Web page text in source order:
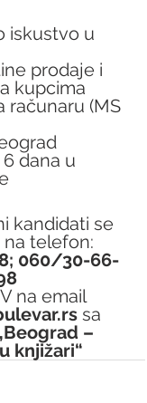
iskustvo u
prodaje i
kupcima
računaru (MS
6 dana u
kandidati se
telefon:
060/30-66-
na email
sa
–
knjižari“